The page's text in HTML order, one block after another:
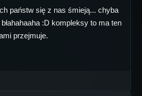
państw się z nas śmieją... chyba
:D kompleksy to ma ten
przejmuje.